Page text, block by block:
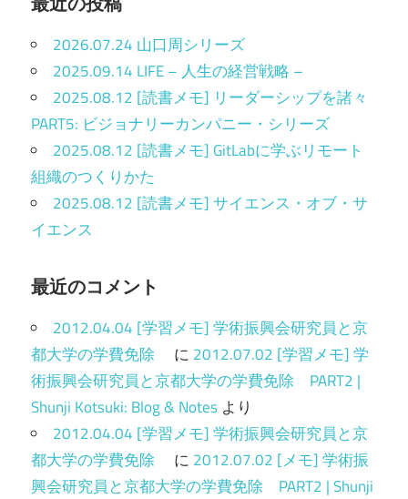
2026.07.24 山口周シリーズ
2025.09.14 LIFE – 人生の経営戦略 –
2025.08.12 [読書メモ] リーダーシップを諸々
PART5: ビジョナリーカンパニー・シリーズ
2025.08.12 [読書メモ] GitLabに学ぶリモート
組織のつくりかた
2025.08.12 [読書メモ] サイエンス・オブ・サ
イエンス
最近のコメント
2012.04.04 [学習メモ] 学術振興会研究員と京
都大学の学費免除
に 2012.07.02 [学習メモ] 学
術振興会研究員と京都大学の学費免除 PART2 |
Shunji Kotsuki: Blog & Notes より
2012.04.04 [学習メモ] 学術振興会研究員と京
都大学の学費免除
に 2012.07.02 [メモ] 学術振
興会研究員と京都大学の学費免除 PART2 | Shunji